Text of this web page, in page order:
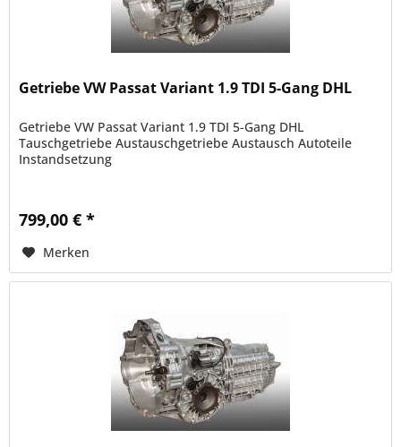
Getriebe VW Passat Variant 1.9 TDI 5-Gang DHL
Getriebe VW Passat Variant 1.9 TDI 5-Gang DHL
Tauschgetriebe Austauschgetriebe Austausch Autoteile
Instandsetzung
799,00 € *
Merken